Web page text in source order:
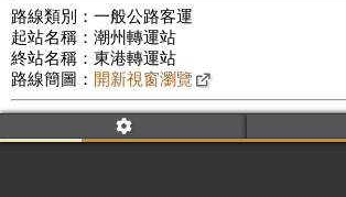
路線類別：一般公路客運
起站名稱：潮州轉運站
終站名稱：東港轉運站
路線簡圖： 開新視窗瀏覽
附屬名稱：8215
車頭描述：潮州轉運站
東港轉運站(經北勢)
公車數量: 累計600、上線289